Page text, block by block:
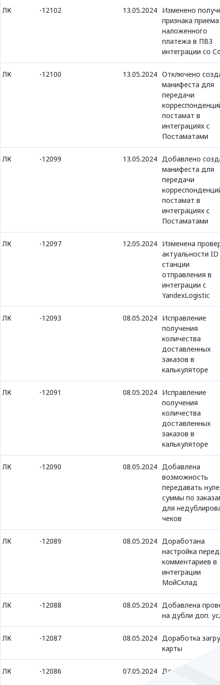
ЛК -12102 13.05.2024 Изменено
признака приема
наложенного
платежа в ПВЗ
интеграции со
ЛК -12100 13.05.2024 Отключено
манифеста для
передачи
постамат в
интеграциях с
Постаматами
ЛК -12099 13.05.2024 Добавлено
манифеста для
передачи
постамат в
интеграциях с
Постаматами
ЛК -12097 12.05.2024 Изменена
актуальности ID
станции
отправления в
интеграции с
YandexLogistic
ЛК -12093 08.05.2024 Исправление
получения
количества
доставленных
заказов в
калькуляторе
ЛК -12091 08.05.2024 Исправление
получения
количества
доставленных
заказов в
калькуляторе
ЛК -12090 08.05.2024 Добавлена
возможность
передавать
суммы по
для
чеков
ЛК -12089 08.05.2024 Доработана
настройка
комментариев в
интеграции
МойСклад
ЛК -12088 08.05.2024 Добавлена
на дубли доп.
ЛК -12087 08.05.2024 Доработка
карты
ЛК -12086 07.05.2024 Доработана